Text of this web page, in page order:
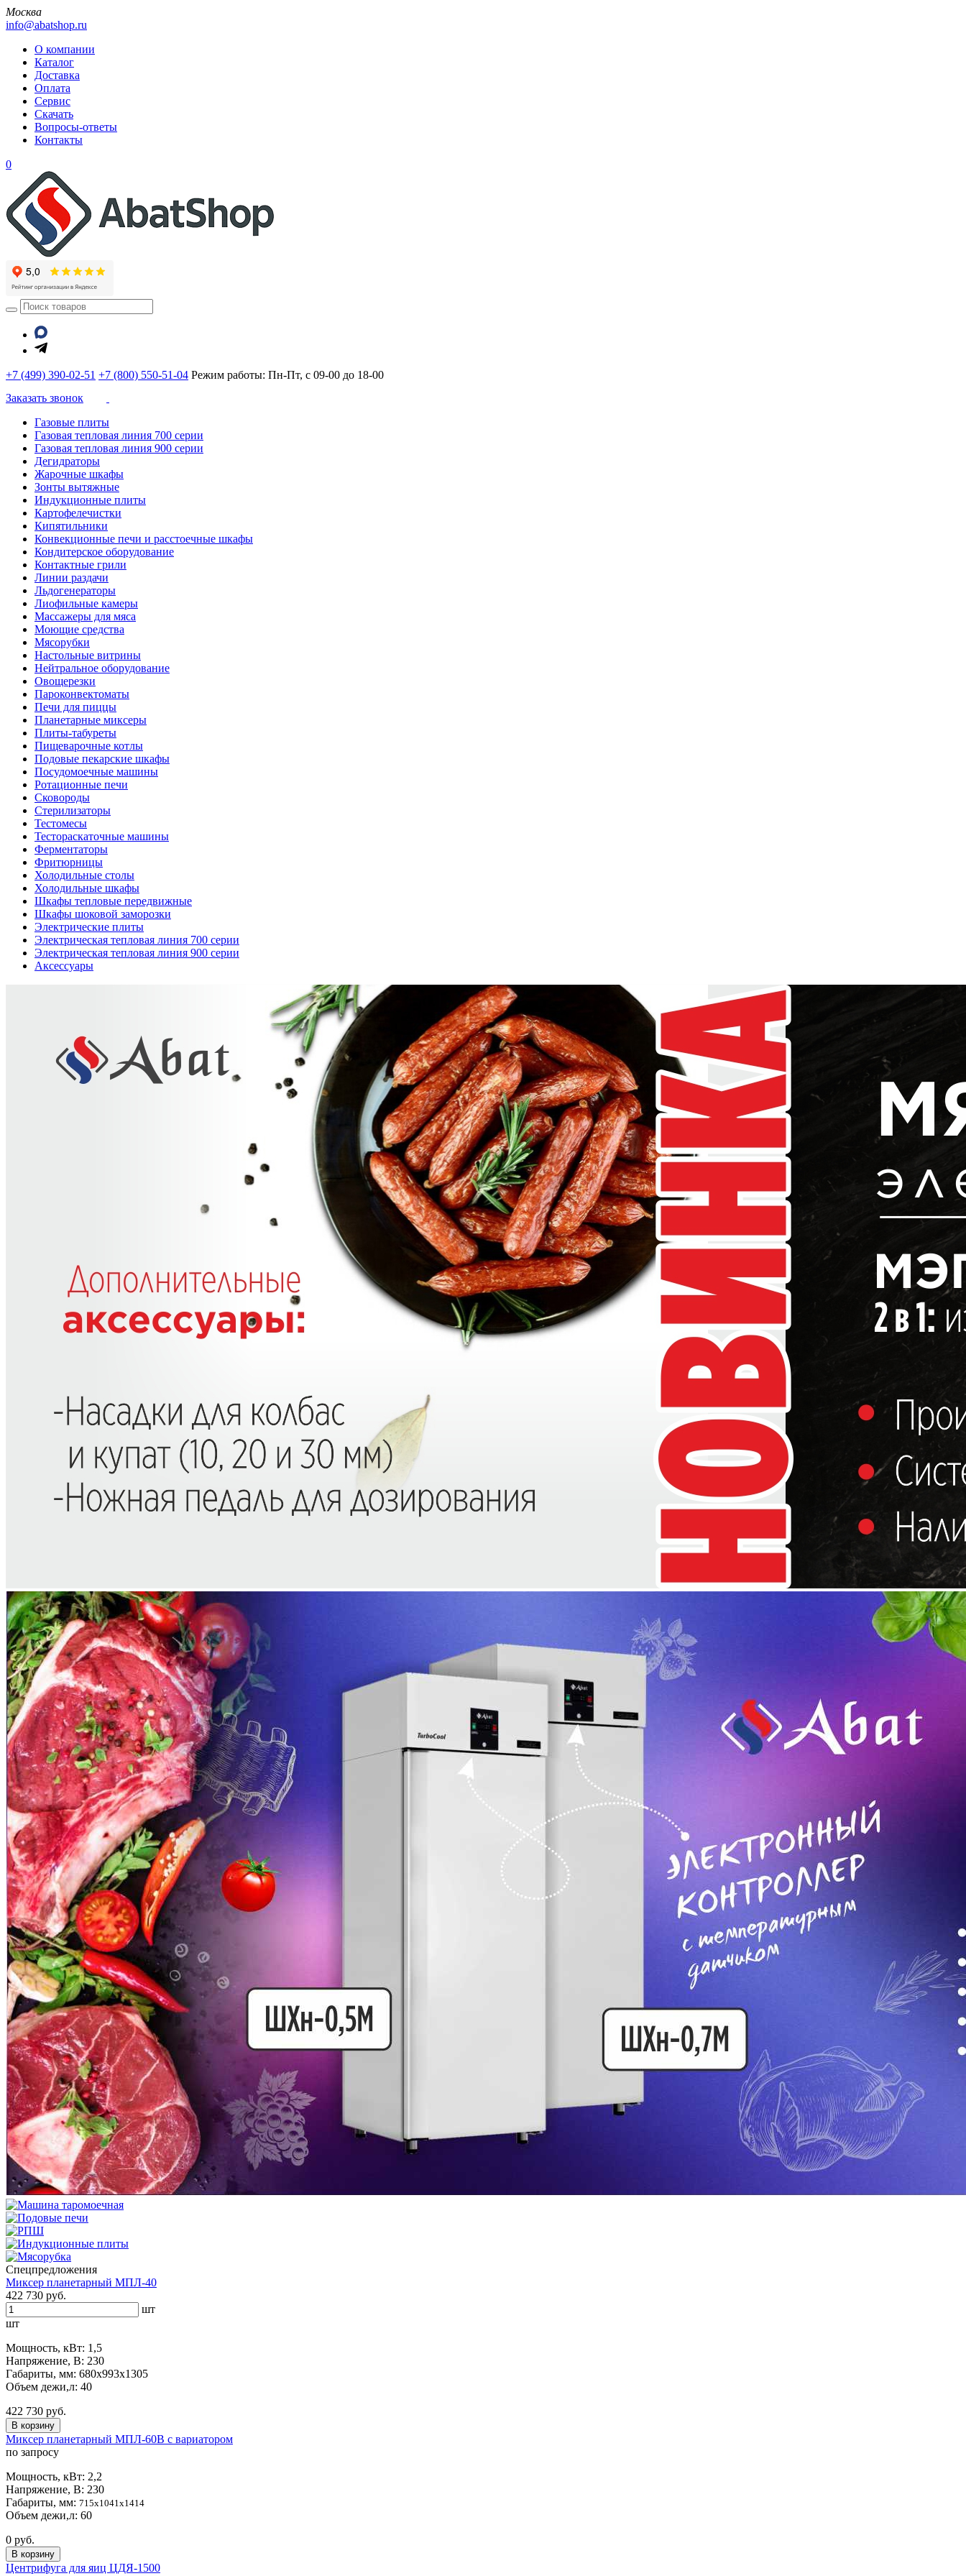
Москва
info@abatshop.ru
О компании
Каталог
Доставка
Оплата
Сервис
Скачать
Вопросы-ответы
Контакты
0
+7 (499) 390-02-51 +7 (800) 550-51-04 Режим работы: Пн-Пт, с 09-00 до 18-00
Заказать звонок
Газовые плиты
Газовая тепловая линия 700 серии
Газовая тепловая линия 900 серии
Дегидраторы
Жарочные шкафы
Зонты вытяжные
Индукционные плиты
Картофелечистки
Кипятильники
Конвекционные печи и расстоечные шкафы
Кондитерское оборудование
Контактные грили
Линии раздачи
Льдогенераторы
Лиофильные камеры
Массажеры для мяса
Моющие средства
Мясорубки
Настольные витрины
Нейтральное оборудование
Овощерезки
Пароконвектоматы
Печи для пиццы
Планетарные миксеры
Плиты-табуреты
Пищеварочные котлы
Подовые пекарские шкафы
Посудомоечные машины
Ротационные печи
Сковороды
Стерилизаторы
Тестомесы
Тестораскаточные машины
Ферментаторы
Фритюрницы
Холодильные столы
Холодильные шкафы
Шкафы тепловые передвижные
Шкафы шоковой заморозки
Электрические плиты
Электрическая тепловая линия 700 серии
Электрическая тепловая линия 900 серии
Аксессуары
Спецпредложения
Миксер планетарный МПЛ-40
422 730 руб.
шт
шт
Мощность, кВт: 1,5
Напряжение, В: 230
Габариты, мм: 680х993х1305
Объем дежи,л: 40
422 730 руб.
В корзину
Миксер планетарный МПЛ-60В с вариатором
по запросу
Мощность, кВт: 2,2
Напряжение, В: 230
Габариты, мм: 715х1041х1414
Объем дежи,л: 60
0 руб.
В корзину
Центрифуга для яиц ЦДЯ-1500